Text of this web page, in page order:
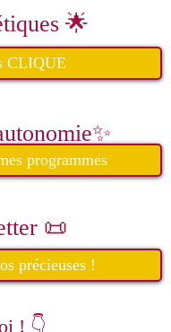
🌟
CLIQUE
programmes
📜
précieuses !
! 👇